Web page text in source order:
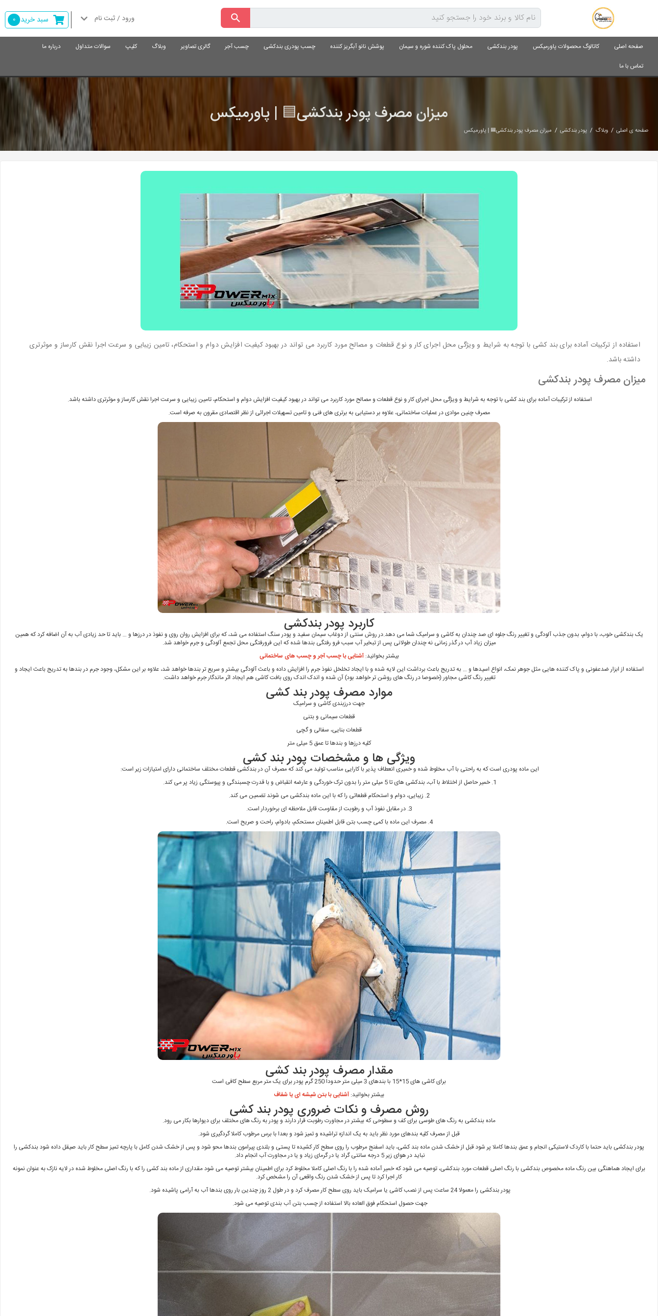
سبد خرید 0 ورود / ثبت نام
صفحه اصلی کاتالوگ محصولات پاورمیکس پودر بندکشی محلول پاک کننده شوره و سیمان پوشش نانو آبگریز کننده چسب پودری بندکشی چسب آجر گالری تصاویر وبلاگ کلیپ سوالات متداول
درباره ما
تماس با ما
میزان مصرف پودر بندکشی🟦 | پاورمیکس
صفحه ی اصلی / وبلاگ / پودر بندکشی / میزان مصرف پودر بندکشی🟦 | پاورمیکس
استفاده از ترکیبات آماده برای بند کشی با توجه به شرایط و ویژگی محل اجرای کار و نوع قطعات و مصالح مورد کاربرد می تواند در بهبود کیفیت افزایش دوام و استحکام، تامین زیبایی و سرعت اجرا نقش کارساز و موثرتری
داشته باشد.
میزان مصرف پودر بندکشی
استفاده از ترکیبات آماده برای بند کشی با توجه به شرایط و ویژگی محل اجرای کار و نوع قطعات و مصالح مورد کاربرد می تواند در بهبود کیفیت افزایش دوام و استحکام، تامین زیبایی و سرعت اجرا نقش کارساز و موثرتری داشته باشد.
مصرف چنین موادی در عملیات ساختمانی، علاوه بر دستیابی به برتری های فنی و تامین تسهیلات اجرائی از نظر اقتصادی مقرون به صرفه است.
کاربرد پودر بندکشی
یک بندکشی خوب، با دوام، بدون جذب آلودگی و تغییر رنگ جلوه ای صد چندان به کاشی و سرامیک شما می دهد.در روش سنتی از دوغاب سیمان سفید و پودر سنگ استفاده می ‌‌شد، که برای افزایش روان روی و نفوذ در درزها و … باید تا حد زیادی آب به آن اضافه کرد که همین
میزان زیاد آب در گذر زمانی نه چندان طولانی پس از تبخیر آب سبب فرو رفتگی بندها شده که این فرورفتگی محل تجمع آلودگی و جرم خواهد شد.
بیشتر بخوانید:آشنایی با چسب آجر و چسب های ساختمانی
استفاده از ابزار ضدعفونی و پاک کننده‌ هایی مثل جوهر نمک، انواع اسیدها و … به تدریج باعث برداشت این لایه شده و با ایجاد تخلخل نفوذ جرم را افزایش داده و باعث آلودگی بیشتر و سریع تر بندها خواهد شد، علاوه بر این مشکل، وجود جرم در بندها به تدریج باعث ایجاد و
تغییر رنگ کاشی مجاور (خصوصا در رنگ های روشن تر خواهد بود) آن شده و اندک اندک روی بافت کاشی هم ایجاد اثر ماندگار جرم خواهد داشت.
موارد مصرف پودر بند کشی
جهت درزبندی کاشی و سرامیک
قطعات سیمانی و بتنی
قطعات بنایی، سفالی و گچی
کلیه درزها و بندها تا عمق 5 میلی متر
ویژگی ها و مشخصات پودر بند کشی
این ماده پودری است که به راحتی با آب مخلوط شده و خمیری انعطاف پذیر با کارایی مناسب تولید می کند که مصرف آن در بندکشی قطعات مختلف ساختمانی دارای امتیازات زیر است:
1. خمیر حاصل از اختلاط با آب، بندکشی های تا 5 میلی متر را بدون ترک خوردگی و عارضه انقباض و با قدرت چسبندگی و پیوستگی زیاد پر می کند.
2. زیبایی، دوام و استحکام قطعاتی را که با این ماده بندکشی می شوند تضمین می کند.
3. در مقابل نفوذ آب و رطوبت از مقاومت قابل ملاحظه ای برخوردار است.
4. مصرف این ماده با کمی چسب بتن قابل اطمینان مستحکم، بادوام، راحت و صریح است.
مقدار مصرف پودر بند کشی
برای کاشی های 15*15 با بندهای 3 میلی متر حدودا 250 گرم پودر برای یک متر مربع سطح کافی است
بیشتر بخوانید: آشنایی با بتن شیشه ای یا شفاف
روش مصرف و نکات ضروری پودر بند کشی
ماده بندکشی به رنگ های طوسی برای کف و سطوحی که بیشتر در مجاورت رطوبت قرار دارند و پودر به رنگ های مختلف برای دیوارها بکار می رود.
قبل از مصرف کلیه بندهای مورد نظر باید به یک اندازه تراشیده و تمیز شود و بعدا با برس مرطوب کاملا گردگیری شود.
پودر بندکشی باید حتما با کاردک لاستیکی انجام و عمق بندها کاملا پر شود قبل از خشک شدن ماده بند کشی، باید اسفنج مرطوب را روی سطح کار کشیده تا پستی و بلندی پیرامون بندها محو شود و پس از خشک شدن کامل با پارچه تمیز سطح کار باید صیقل داده شود بندکشی را
نباید در هوای زیر 5 درجه سانتی گراد یا در گرمای زیاد و یا در مجاورت آب انجام داد.
برای ایجاد هماهنگی بین رنگ ماده مخصوص بندکشی با رنگ اصلی قطعات مورد بندکشی، توصیه می شود که خمیر آماده شده را با رنگ اصلی کاملا مخلوط کرد برای اطمینان بیشتر توصیه می شود مقداری از ماده بند کشی را که با رنگ اصلی مخلوط شده در لایه نازک به عنوان نمونه
کار اجرا کرد تا پس از خشک شدن رنگ واقعی آن را مشخص کرد.
پودر بندکشی را معمولا 24 ساعت پس از نصب کاشی یا سرامیک باید روی سطح کار مصرف کرد و در طول 2 روز چندین بار روی بندها آب به آرامی پاشیده شود.
جهت حصول استحکام فوق العاده بالا استفاده از چسب بتن آب بندی توصیه می شود.